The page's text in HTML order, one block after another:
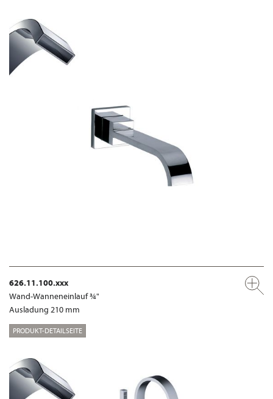
626.11.100.xxx
Wand-Wanneneinlauf ¾"
Ausladung 210 mm
PRODUKT-DETAILSEITE